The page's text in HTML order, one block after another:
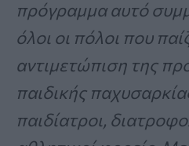
πρόγραμμα αυτό
όλοι οι πόλοι που
αντιμετώπιση της
παιδικής
παιδίατροι,